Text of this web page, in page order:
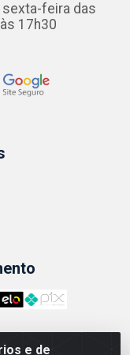
e de
feira das
17h30